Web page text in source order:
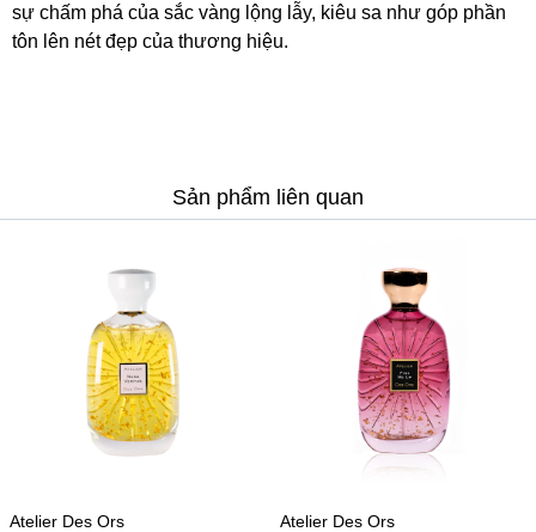
sự chấm phá của sắc vàng lộng lẫy, kiêu sa như góp phần
tôn lên nét đẹp của thương hiệu.
Sản phẩm liên quan
Atelier Des Ors
Atelier Des Ors